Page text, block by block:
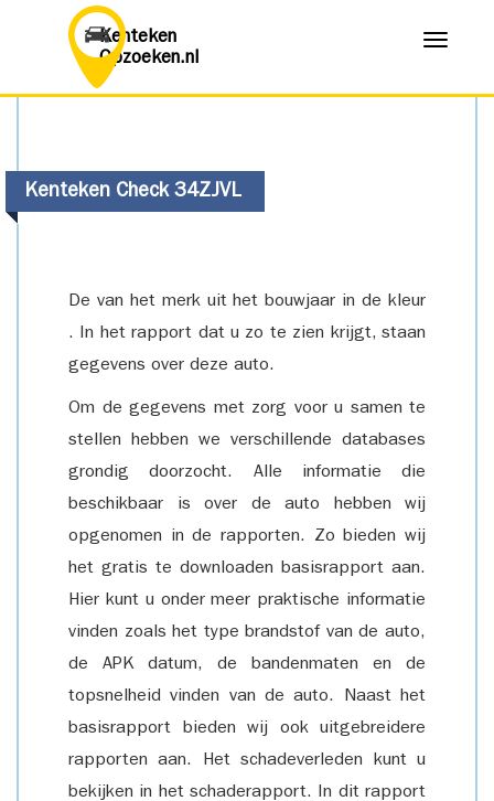
Kenteken
Opzoeken.nl
Menu
Kenteken Check 34ZJVL
De van het merk uit het bouwjaar in de kleur
. In het rapport dat u zo te zien krijgt, staan
gegevens over deze auto.
Om de gegevens met zorg voor u samen te
stellen hebben we verschillende databases
grondig doorzocht. Alle informatie die
beschikbaar is over de auto hebben wij
opgenomen in de rapporten. Zo bieden wij
het gratis te downloaden basisrapport aan.
Hier kunt u onder meer praktische informatie
vinden zoals het type brandstof van de auto,
de APK datum, de bandenmaten en de
topsnelheid vinden van de auto. Naast het
basisrapport bieden wij ook uitgebreidere
rapporten aan. Het schadeverleden kunt u
bekijken in het schaderapport. In dit rapport